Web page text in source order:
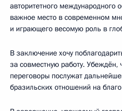
авторитетного
важное место в современном
и играющего весомую роль в
В заключение хочу
за совместную работу. Убеждён,
переговоры послужат
бразильских отношений на